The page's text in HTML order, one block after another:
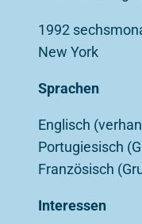
1992
New York
Sprachen
Englisch
Portugiesisch
Französisch
Interessen